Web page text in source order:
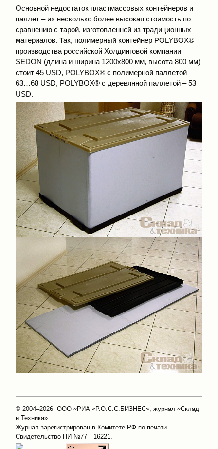
Основной недостаток пластмассовых контейнеров и
паллет – их несколько более высокая стоимость по
сравнению с тарой, изготовленной из традиционных
материалов. Так, полимерный контейнер POLYBOX®
производства российской Холдинговой компании
SEDON (длина и ширина 1200х800 мм, высота 800 мм)
стоит 45 USD, POLYBOX® с полимерной паллетой –
63…68 USD, POLYBOX® c деревянной паллетой – 53
USD.
© 2004–2026, ООО «РИА «Р.О.С.С.БИЗНЕС», журнал «Склад
и Техника»
Журнал зарегистрирован в Комитете РФ по печати.
Свидетельство ПИ №77—16221.